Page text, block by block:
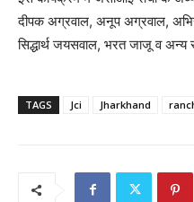
दीपक अग्रवाल, अनूप अग्रवाल,
सिद्धार्थ जयसवाल, भरत जाजू व
TAGS Jci Jharkhand